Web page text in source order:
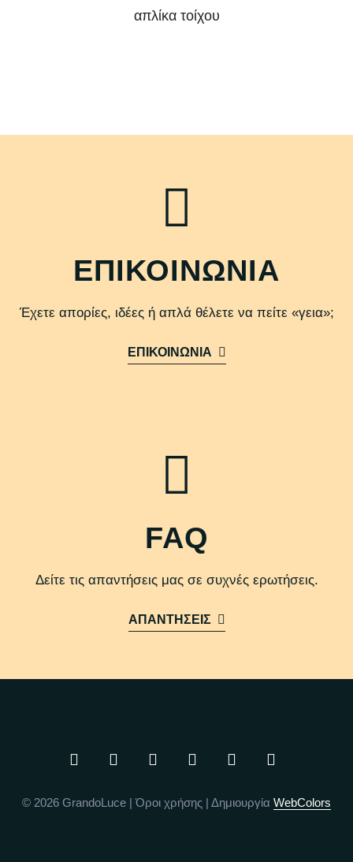
απλίκα τοίχου
ΕΠΙΚΟΙΝΩΝΙΑ
Έχετε απορίες, ιδέες ή απλά θέλετε να πείτε «γεια»;
ΕΠΙΚΟΙΝΩΝΙΑ
FAQ
Δείτε τις απαντήσεις μας σε συχνές ερωτήσεις.
ΑΠΑΝΤΗΣΕΙΣ
© 2026 GrandoLuce |Όροι χρήσης | Δημιουργία WebColors